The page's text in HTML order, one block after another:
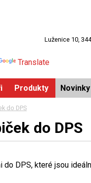
Luženice 10,
Translate
Produkty Novinky
do DPS
do DPS
DPS, které jsou